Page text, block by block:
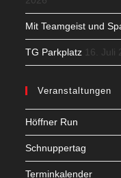
Mit Teamgeist und
TG Parkplatz 16. Juli
Veranstaltungen
Höffner Run
Schnuppertag
Terminkalender